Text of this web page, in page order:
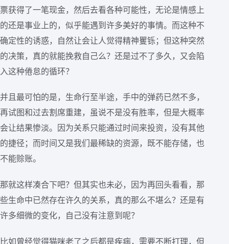
票获得了一笔现金，然后去看各种可能性，无论是情感上
的还是事业上的，似乎能遇到许多美好的事情。而这种不
确定性的诱惑，自然让会让人觉得精神矍铄；但这种突然
的决策，真的就能挽救自己么？还是过不了多久，又会陷
入这种倦怠的循环？
并且最可怕的是，生命行至半途，手中的弹药已然不多，
再试图和过去割席重建，虽说不是没有胜率，但是大概率
会让结果惨淡。因为关系只能通过时间来投资，没有其他
的捷径；而时间又是我们最稀缺的资源，既不能存储，也
不能赊账。
那就这样凑合下吧？但其实也未必，因为再回头看看，那
些生命中已然存在许久的关系，真的那么不堪么？还是有
许多细微的变化，自己没有注意到呢？
比如曾经觉得猫咪老了之后都是疾病，需要不断打理，但